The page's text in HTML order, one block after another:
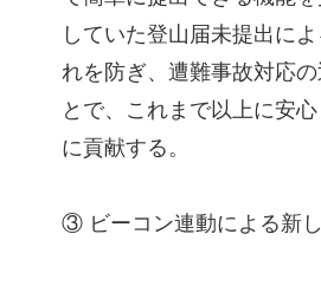
していた登山届未提出に
れを防ぎ、遭難事故対応
とで、これまで以上に安
に貢献する。
③ ビーコン連動による新し